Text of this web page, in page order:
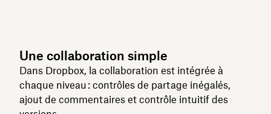
Une collaboration simple
Dans Dropbox, la collaboration est intégrée à
chaque niveau : contrôles de partage inégalés,
ajout de commentaires et contrôle intuitif des